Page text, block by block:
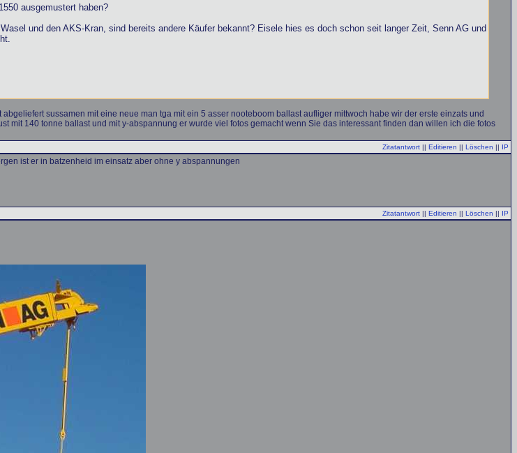
ausgemustert haben?
und den AKS-Kran, sind bereits andere Käufer bekannt? Eisele hies es doch schon seit langer Zeit, Senn AG und
sussamen mit eine neue man tga mit ein 5 asser nooteboom ballast aufliger mittwoch habe wir der erste einzats und
mit 140 tonne ballast und mit y-abspannung er wurde viel fotos gemacht wenn Sie das interessant finden dan willen ich die fotos
Zitatantwort || Editieren || Löschen || IP
ist er in batzenheid im einsatz aber ohne y abspannungen
Zitatantwort || Editieren || Löschen || IP